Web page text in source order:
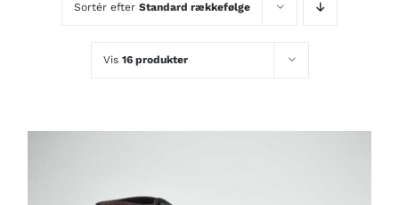
Sortér efter Standard rækkefølge
Vis 16 produkter